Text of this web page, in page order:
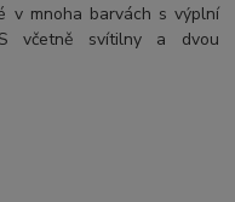
v mnoha barvách s výplní
včetně svítilny a dvou